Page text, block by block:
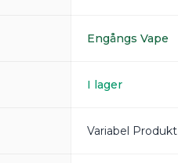
Engångs Vape
I lager
Variabel Produkt